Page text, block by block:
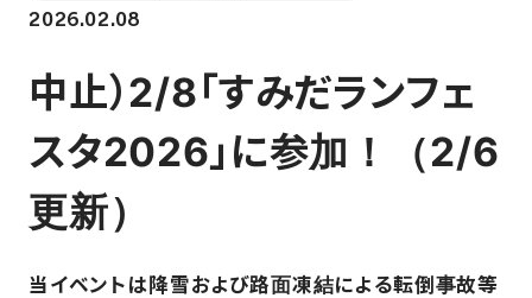
チケット購入方法
各座席について
観戦ガイド
FAN CLUB
2026.02.08
中止）2/8「すみだランフェ
スタ2026」に参加！（2/6
更新）
当イベントは降雪および路面凍結による転倒事故等